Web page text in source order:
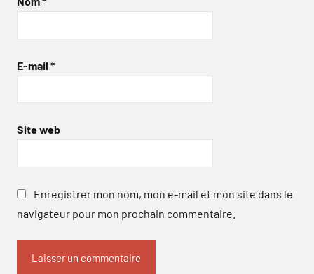
E-mail *
Site web
Enregistrer mon nom, mon e-mail et mon site dans le
navigateur pour mon prochain commentaire.